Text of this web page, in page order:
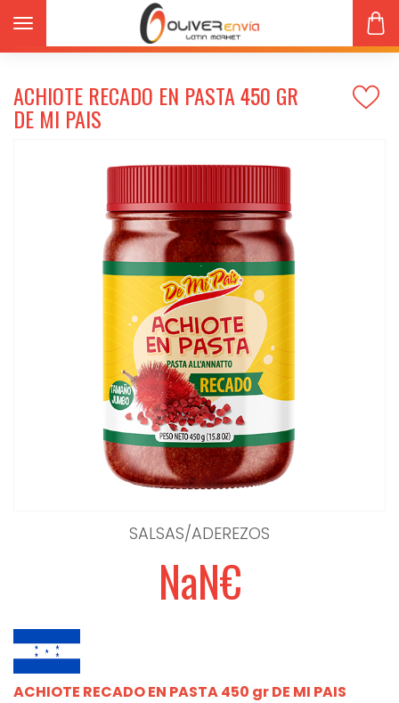
Toggle navigation
Salsas/aderezos
ACHIOTE RECADO EN PASTA 450 gr DE MI PAIS
ACHIOTE RECADO EN PASTA 450 GR
DE MI PAIS
SALSAS/ADEREZOS
NaN€
ACHIOTE RECADO EN PASTA 450 gr DE MI PAIS